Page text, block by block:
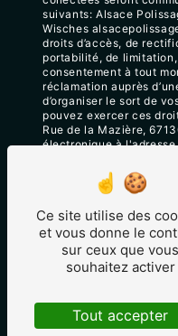
suivants: Alsace
Wisches
droits d’accès, de
portabilité, de
consentement à tout
réclamation auprès
d’organiser le sort de
pouvez exercer ces
Rue de la Mazière,
électronique à l'adresse
justificatif d'identité
conservons vos
contact puis pendant
fins probatoires et de
le droit de vous inscrire
démarchage
Bloctel.gouv.fr.
d’informations sur vos
Ce site utilise des
et vous donne le
sur ceux que vous
souhaitez activer
Tout accepter